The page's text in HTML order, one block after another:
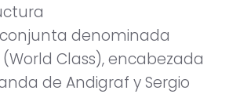
denominada
Class), encabezada
de Andigraf y Sergio